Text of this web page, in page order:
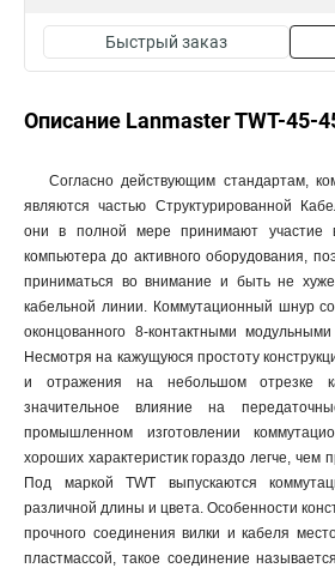
Быстрый заказ
Описание Lanmaster TWT-45-
Согласно действующим стандартам,
являются частью Структурированной
они в полной мере принимают участие
компьютера до активного оборудования,
приниматься во внимание и быть не
кабельной линии. Коммутационный шнур
оконцованного 8-контактными
Несмотря на кажущуюся простоту
и отражения на небольшом отрезке
значительное влияние на
промышленном изготовлении
хороших характеристик гораздо легче, чем
Под маркой TWT выпускаются
различной длины и цвета. Особенности
прочного соединения вилки и кабеля
пластмассой, такое соединение